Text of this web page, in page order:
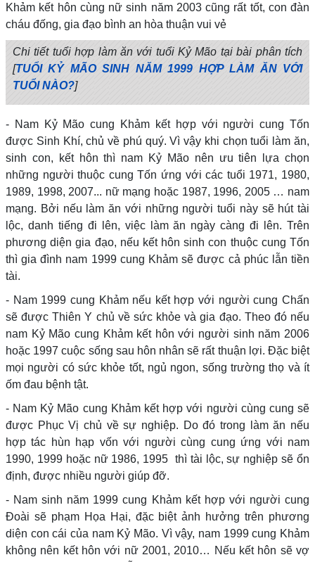
Khảm kết hôn cùng nữ sinh năm 2003 cũng rất tốt, con đàn
cháu đống, gia đạo bình an hòa thuận vui vẻ
Chi tiết tuổi hợp làm ăn với tuổi Kỷ Mão tại bài phân tích
[TUỔI KỶ MÃO SINH NĂM 1999 HỢP LÀM ĂN VỚI
TUỔI NÀO?]
- Nam Kỷ Mão cung Khảm kết hợp với người cung Tốn
được Sinh Khí, chủ về phú quý. Vì vậy khi chọn tuổi làm ăn,
sinh con, kết hôn thì nam Kỷ Mão nên ưu tiên lựa chọn
những người thuộc cung Tốn ứng với các tuổi 1971, 1980,
1989, 1998, 2007... nữ mạng hoặc 1987, 1996, 2005 … nam
mạng. Bởi nếu làm ăn với những người tuổi này sẽ hút tài
lộc, danh tiếng đi lên, việc làm ăn ngày càng đi lên. Trên
phương diện gia đạo, nếu kết hôn sinh con thuộc cung Tốn
thì gia đình nam 1999 cung Khảm sẽ được cả phúc lẫn tiền
tài.
- Nam 1999 cung Khảm nếu kết hợp với người cung Chấn
sẽ được Thiên Y chủ về sức khỏe và gia đạo. Theo đó nếu
nam Kỷ Mão cung Khảm kết hôn với người sinh năm 2006
hoặc 1997 cuộc sống sau hôn nhân sẽ rất thuận lợi. Đặc biệt
mọi người có sức khỏe tốt, ngủ ngon, sống trường thọ và ít
ốm đau bệnh tật.
- Nam Kỷ Mão cung Khảm kết hợp với người cùng cung sẽ
được Phục Vị chủ về sự nghiệp. Do đó trong làm ăn nếu
hợp tác hùn hạp vốn với người cùng cung ứng với nam
1990, 1999 hoặc nữ 1986, 1995 thì tài lộc, sự nghiệp sẽ ổn
định, được nhiều người giúp đỡ.
- Nam sinh năm 1999 cung Khảm kết hợp với người cung
Đoài sẽ phạm Họa Hại, đặc biệt ảnh hưởng trên phương
diện con cái của nam Kỷ Mão. Vì vậy, nam 1999 cung Khảm
không nên kết hôn với nữ 2001, 2010… Nếu kết hôn sẽ vợ